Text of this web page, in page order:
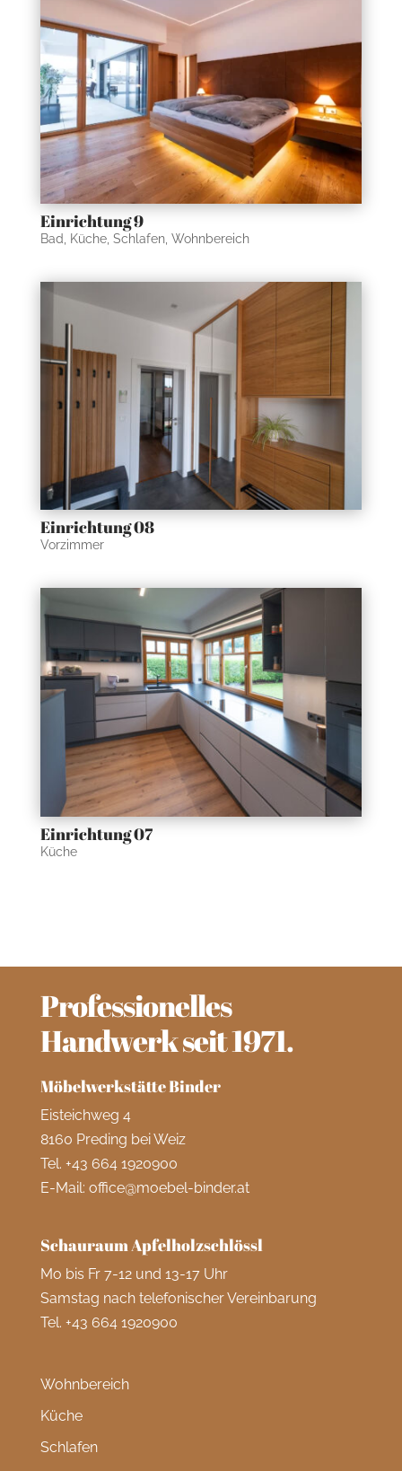
Einrichtung 9
Bad Küche, Schlafen, Wohnbereich
Einrichtung 08
Vorzimmer
Einrichtung 07
Küche
Professionelles
Handwerk seit 1971.
Möbelwerkstätte Binder
Eisteichweg 4
8160 Preding bei Weiz
Tel. +43 664 1920900
E-Mail: office@moebel-binder.at
Schauraum Apfelholzschlössl
Mo bis Fr 7-12 und 13-17 Uhr
Samstag nach telefonischer Vereinbarung
Tel. +43 664 1920900
Wohnbereich
Küche
Schlafen